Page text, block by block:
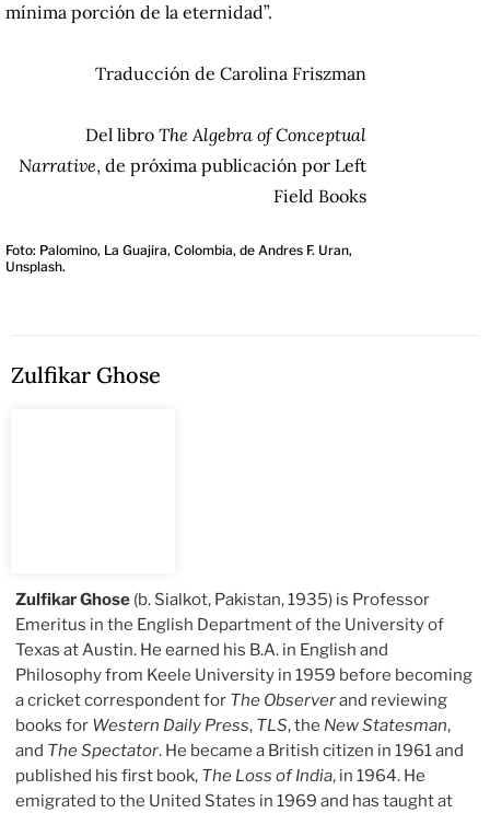
mínima porción de la eternidad”.
Traducción de Carolina Friszman
Del libro The Algebra of Conceptual
Narrative, de próxima publicación por Left
Field Books
Foto: Palomino, La Guajira, Colombia, de Andres F. Uran,
Unsplash.
Zulfikar Ghose
Zulfikar Ghose (b. Sialkot, Pakistan, 1935) is Professor
Emeritus in the English Department of the University of
Texas at Austin. He earned his B.A. in English and
Philosophy from Keele University in 1959 before becoming
a cricket correspondent for The Observerand reviewing
books for Western Daily Press, TLS, the New Statesman,
and The Spectator. He became a British citizen in 1961 and
published his first book, The Loss of India, in 1964. He
emigrated to the United States in 1969 and has taught at